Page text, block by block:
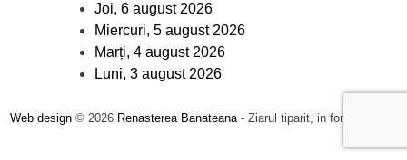
Joi, 6 august 2026
Miercuri, 5 august 2026
Marți, 4 august 2026
Luni, 3 august 2026
Web design© 2026 Renasterea Banateana- Ziarul tiparit, in format online